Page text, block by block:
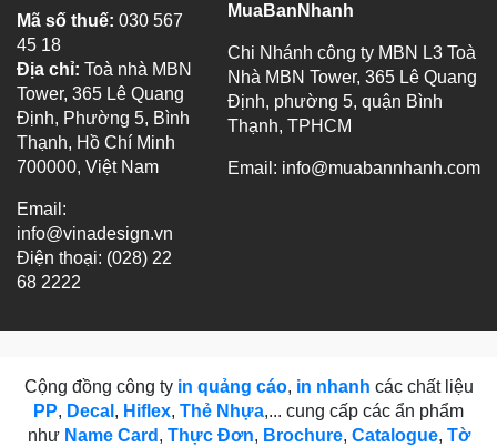
Mã số thuế: 030 567
45 18
Địa chỉ: Toà nhà MBN
Tower, 365 Lê Quang
Định, Phường 5, Bình
Thạnh, Hồ Chí Minh
700000, Việt Nam
Email:
info@vinadesign.vn
Điện thoại: (028) 22
68 2222
MuaBanNhanh
Chi Nhánh công ty MBN L3 Toà
Nhà MBN Tower, 365 Lê Quang
Định, phường 5, quận Bình
Thạnh, TPHCM
Email: info@muabannhanh.com
Cộng đồng công ty in quảng cáo, in nhanh các chất liệu
PP, Decal , Hiflex, Thẻ Nhựa,... cung cấp các ẩn phẩm
như Name Card , Thực Đơn, Brochure, Catalogue, Tờ